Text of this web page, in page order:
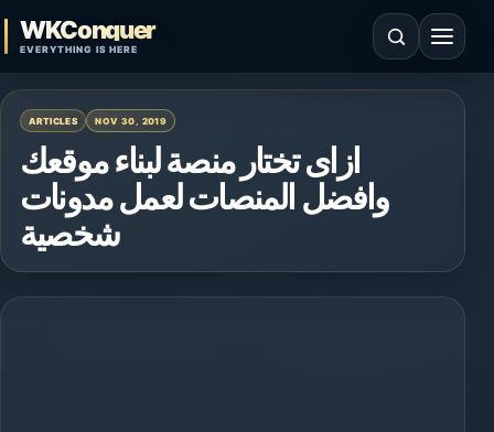
WKConquer
EVERYTHING IS HERE
Open search Open
ARTICLES NOV 30, 2019
ازاى تختار منصة لبناء موقعك
وافضل المنصات لعمل مدونات
شخصية